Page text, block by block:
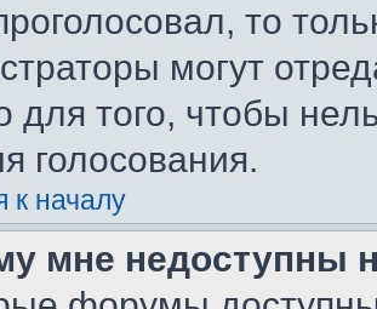
то
могут
для того, чтобы
голосования.
к началу
мне недоступны